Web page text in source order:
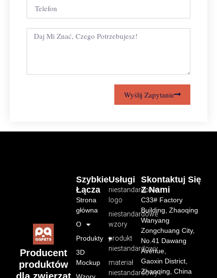
Wyślij Zapytanie
Producent
produktów
Usługi
niestandardowe
logo
niestandardowe
wzory
produkt
niestandardowy
materiał
niestandardowy
Szybkie
Łącza
Strona
główna
O
Produkty
3D
Mockup
Skontaktuj Się
Z Nami
C33# Factory
Building, Zhaoqing
Wanyang
Zongchuang City,
No.41 Dawang
Avenue,
Gaoxin District,
Zhaoqing, China